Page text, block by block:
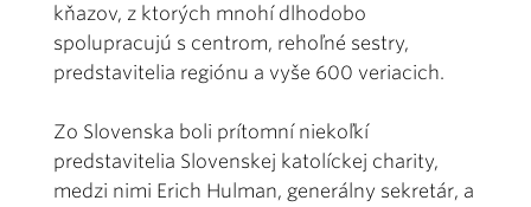
kňazov, z ktorých mnohí dlhodobo
spolupracujú s centrom, rehoľné sestry,
predstavitelia regiónu a vyše 600 veriacich.
Zo Slovenska boli prítomní niekoľkí
predstavitelia Slovenskej katolíckej charity,
medzi nimi Erich Hulman, generálny sekretár, a